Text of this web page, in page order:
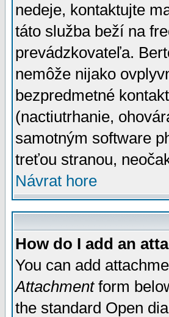
nedeje, kontaktujte
táto služba beží na
prevádzkovateľa.
nemôže nijako
bezpredmetné
(nactiutrhanie,
samotným software
treťou stranou,
Návrat hore
How do I add an
You can add
Attachmentform
the standard Open